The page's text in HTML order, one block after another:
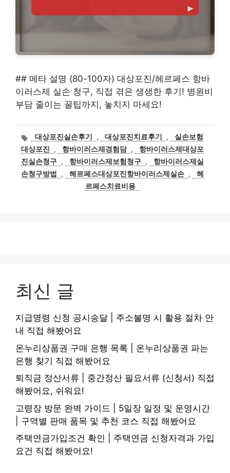
## 메타 설명 (80-100자) 대상포진/헤르페스 항바
이러스제 실손 청구, 직접 겪은 생생한 후기! 병원비
부담 줄이는 꿀팁까지, 놓치지 마세요!
태
그
대상포진실손후기 , 대상포진치료후기 ,
실손보험
대상포진
, 항바이러스제경험담 ,
항바이러스제대상포
진실손청구 , 항바이러스제보험청구 ,
항바이러스제실
손청구방법
, 헤르페스대상포진항바이러스제실손 ,
헤
르페스치료비용
최신 글
지급명령 신청 공시송달 | 주소불명 시 활용 절차 안
내 직접 해봤어요
온누리상품권 구매 은행 목록 | 온누리상품권 파는
은행 찾기 직접 해봤어요
퇴직금 정산서류 | 중간정산 필요서류 (신청서) 직접
해봤어요, 쉬워요!
고령장 방문 완벽 가이드 | 5일장 일정 및 운영시간
| 구역별 판매 품목 및 추천 코스 직접 해봤어요
주택연금가입조건 확인 | 주택연금 신청자격과 가입
요건 직접 해봤어요!